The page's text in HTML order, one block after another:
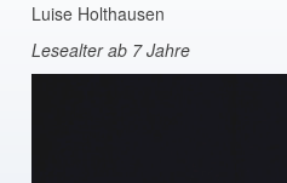
Luise Holthausen
Lesealter ab 7 Jahre